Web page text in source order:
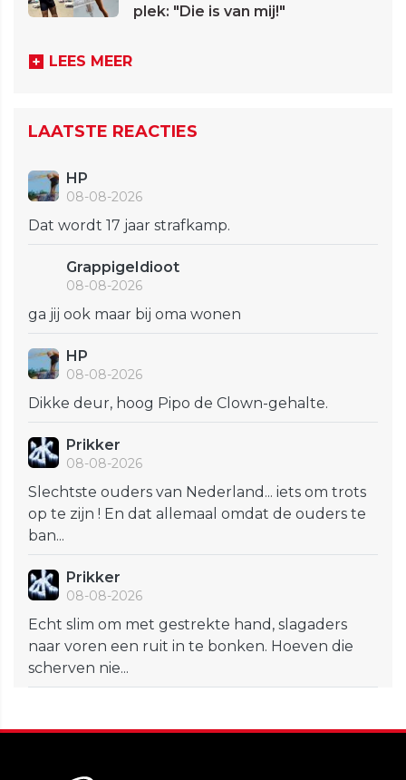
plek: "Die is van mij!"
LEES MEER
LAATSTE REACTIES
HP
08-08-2026
Dat wordt 17 jaar strafkamp.
GrappigeIdioot
08-08-2026
ga jij ook maar bij oma wonen
HP
08-08-2026
Dikke deur, hoog Pipo de Clown-gehalte.
Prikker
08-08-2026
Slechtste ouders van Nederland... iets om trots
op te zijn ! En dat allemaal omdat de ouders te
ban...
Prikker
08-08-2026
Echt slim om met gestrekte hand, slagaders
naar voren een ruit in te bonken. Hoeven die
scherven nie...